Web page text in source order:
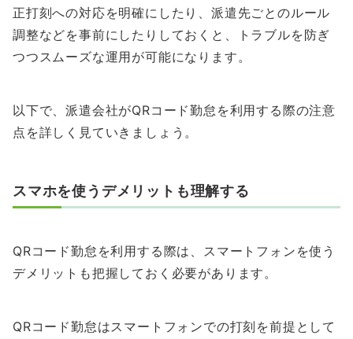
正打刻への対応を明確にしたり、派遣先ごとのルール
調整などを事前にしたりしておくと、トラブルを防ぎ
つつスムーズな運用が可能になります。
以下で、派遣会社がQRコード勤怠を利用する際の注意
点を詳しく見ていきましょう。
スマホを使うデメリットも理解する
QRコード勤怠を利用する際は、スマートフォンを使う
デメリットも把握しておく必要があります。
QRコード勤怠はスマートフォンでの打刻を前提として